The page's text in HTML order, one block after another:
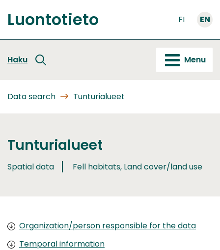
to
content
Front
Luontotieto FI EN
Haku Menu
Data search Tunturialueet
Tunturialueet
Spatial data Fell habitats, Land cover/land use
Organization/person responsible for the data
Temporal information